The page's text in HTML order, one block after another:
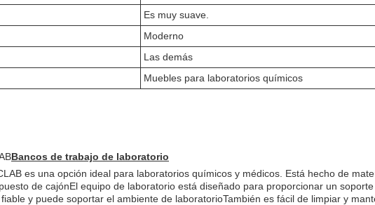
Es muy suave.
Moderno
Las demás
Muebles para laboratorios químicos
Bancos de trabajo de laboratorio
es una opción ideal para laboratorios químicos y médicos. Está hecho de
de cajónEl equipo de laboratorio está diseñado para proporcionar un
y puede soportar el ambiente de laboratorioTambién es fácil de limpiar y